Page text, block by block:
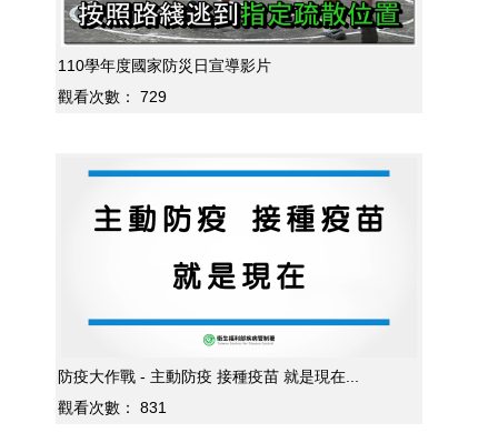
110學年度國家防災日宣導影片
觀看次數：
729
防疫大作戰 - 主動防疫 接種疫苗 就是現在...
觀看次數：
831